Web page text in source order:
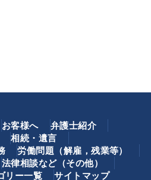
お客様へ
弁護士紹介
相続・遺言
労働問題（解雇，残業等）
法律相談など（その他）
リー一覧
サイトマップ